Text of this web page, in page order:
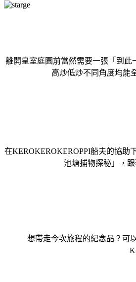
離開皇室庭園前當然需要一張「到此
高炒低炒不同角度均能
在KEROKEROKEROPPI船夫的協助
池塘捕物探秘」，
想帶走今次旅程的紀念品？可